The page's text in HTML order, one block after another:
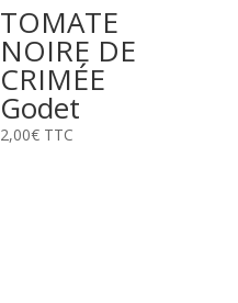
TOMATE
NOIRE DE
CRIMÉE
Godet
2,00€ TTC